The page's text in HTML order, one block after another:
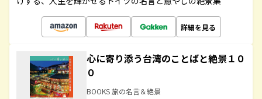
詳細を見る
心に寄り添う台湾のことばと絶景１０
０
BOOKS 旅の名言＆絶景